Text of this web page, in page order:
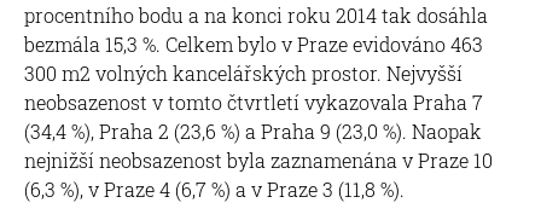
procentního bodu a na konci roku 2014 tak dosáhla
bezmála 15,3 %. Celkem bylo v Praze evidováno 463
300 m2 volných kancelářských prostor. Nejvyšší
neobsazenost v tomto čtvrtletí vykazovala Praha 7
(34,4 %), Praha 2 (23,6 %) a Praha 9 (23,0 %). Naopak
nejnižší neobsazenost byla zaznamenána v Praze 10
(6,3 %), v Praze 4 (6,7 %) a v Praze 3 (11,8 %).